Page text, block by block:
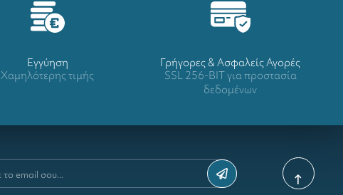
Eγγύηση
Χαμηλότερης τιμής
Γρήγορες & Ασφαλείς Αγορές
SSL 256-BIT για προστασία
δεδομένων